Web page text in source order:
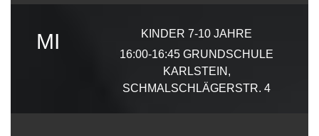
MI
KINDER 7-10 JAHRE
16:00-16:45 GRUNDSCHULE
KARLSTEIN,
SCHMALSCHLÄGERSTR. 4